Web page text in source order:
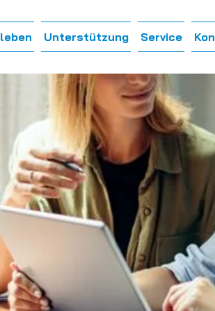
Unterstützung Service